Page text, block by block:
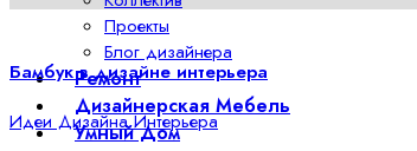
Проекты
Блог дизайнера
Ремонт
Дизайнерская Мебель
Умный Дом
Бамбук в дизайне интерьера
Идеи Дизайна Интерьера